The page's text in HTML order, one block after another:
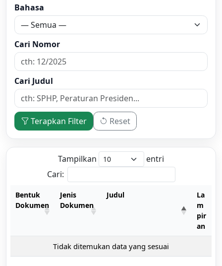
Bahasa
Cari Nomor
Cari Judul
Terapkan Filter Reset
Tampilkan
entri
Cari:
Bentuk
Dokumen
Jenis
Dokumen
Judul
La
m
pir
an
Tidak ditemukan data yang sesuai